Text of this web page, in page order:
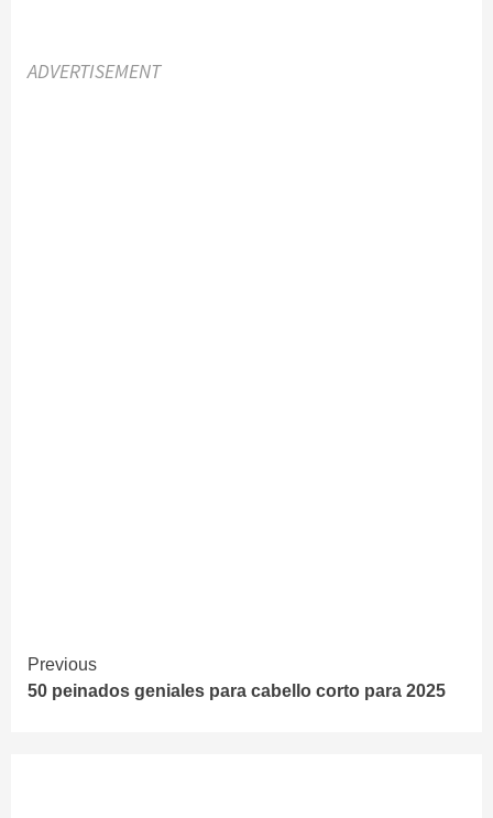
ADVERTISEMENT
Continue
Reading
Previous
50 peinados geniales para cabello corto para 2025